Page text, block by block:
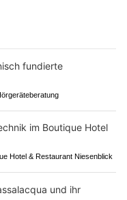
Hotel & Restaurant Niesenblick